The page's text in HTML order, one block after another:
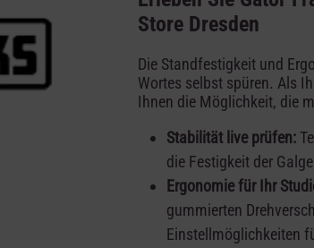
Store Dresden
Die Standfestigkeit und
Wortes selbst spüren. Als
Ihnen die Möglichkeit, die
Stabilität live prüfen:
die Festigkeit der
Ergonomie für Ihr
gummierten
Einstellmöglichkeiten